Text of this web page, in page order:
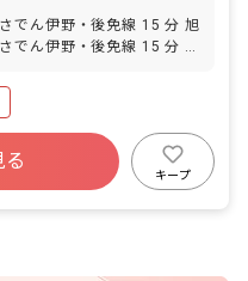
でん伊野・後免線 15 分 旭
でん伊野・後免線 15 分 蛍
野・後免線 17 分 鴨部 と
後免線 18 分
る
キープ